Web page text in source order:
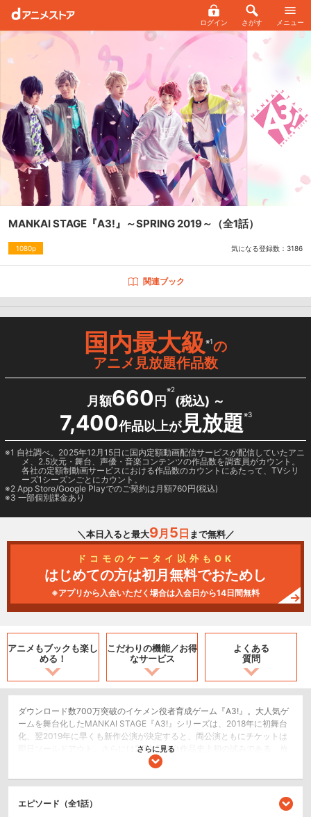
ログイン さがす メニュー
MANKAI STAGE『A3!』～SPRING 2019～ （全1話）
1080p 気になる登録数： 3186
関連ブック
国内最大級※1の
アニメ見放題作品数
月額660 円
※2
(税込) ～
7,400作品以上が見放題※3
1 自社調べ。2025年12月15日に国内定額動画配信サービスが配信していたアニ
メ、2.5次元・舞台、声優・音楽コンテンツの作品数を調査員がカウント。
各社の定額制動画サービスにおける作品数のカウントにあたって、TVシリ
ーズ1シーズンごとにカウント。
2 App Store/Google Playでのご契約は月額760円(税込)
3 一部個別課金あり
＼本日入ると最大9月 5 日 まで無料／
ドコモのケータイ以外もOK
はじめての方は初月無料でおためし
※アプリから入会いただく場合は入会日から14日間無料
アニメもブックも楽し
める！
こだわりの機能／お得
なサービス
よくある
質問
ダウンロード数700万突破のイケメン役者育成ゲーム『A3!』。大人気ゲ
ームを舞台化したMANKAI STAGE『A3!』シリーズは、2018年に初舞台
化、翌2019年に早くも新作公演が決定すると、両公演ともにチケットは
即日ソールドアウト。さらには2.5次元舞台作品史上初の試みである、放
送、配信の同時中継を実施するなど、その話題性もさることながら、常
公演までを描いた第一部を終え、本公演では春組にスポットを当てた、
第二回公演『不思議の国の青年アリス』、第三回公演『ぜんまい仕掛け
のココロ』の2ストーリーを展開する。新たなステージへ向かうエーステ
さらに見る
エピソード（全1話）